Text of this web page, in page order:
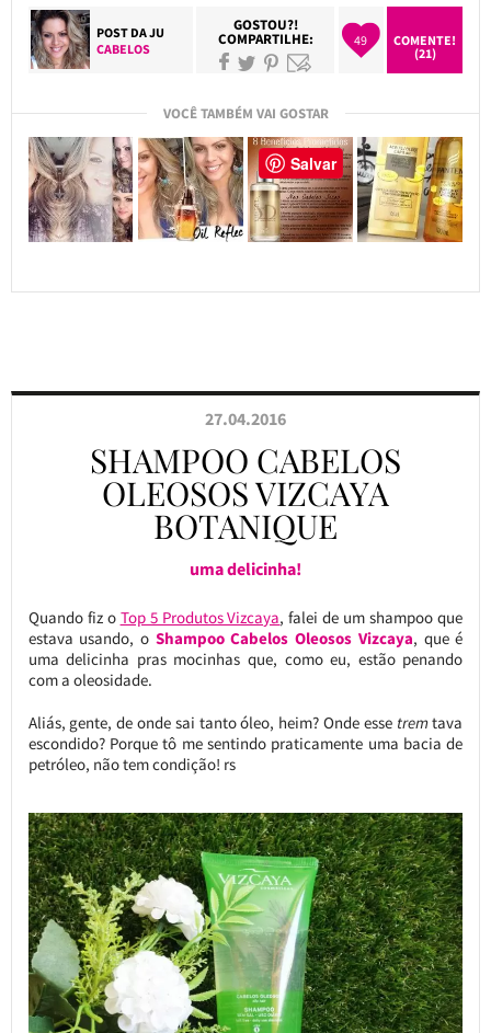
POST DAJU
CABELOS
GOSTOU?!
COMPARTILHE: 49
COMENTE!
(21)
VOCÊ TAMBÉM VAI GOSTAR
27.04.2016
SHAMPOO CABELOS
OLEOSOS VIZCAYA
BOTANIQUE
uma delicinha!
Quando fiz o Top 5 Produtos Vizcaya, falei de um shampoo que
estava usando, o Shampoo Cabelos Oleosos Vizcaya, que é
uma delicinha pras mocinhas que, como eu, estão penando
com a oleosidade.
Aliás, gente, de onde sai tanto óleo, heim? Onde essetremtava
escondido? Porque tô me sentindo praticamente uma bacia de
petróleo, não tem condição! rs
Salvar